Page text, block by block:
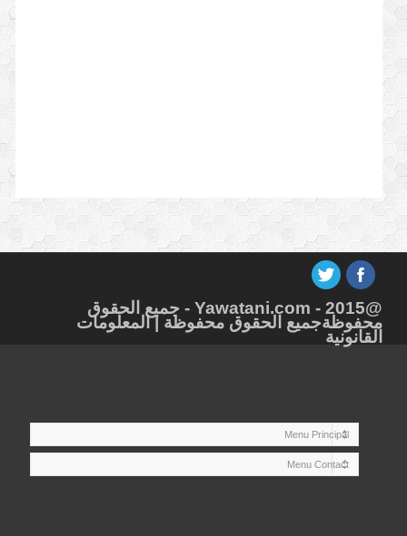
@Yawatani.com - 2015 - جميع الحقوق
محفوظةجميع الحقوق محفوظة |المعلومات
القانونية